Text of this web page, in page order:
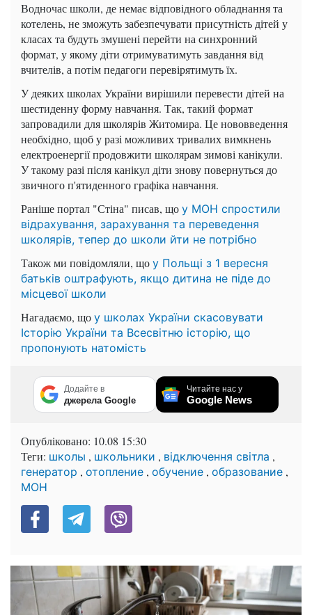
Водночас школи, де немає відповідного обладнання та
котелень, не зможуть забезпечувати присутність дітей у
класах та будуть змушені перейти на синхронний
формат, у якому діти отримуватимуть завдання від
вчителів, а потім педагоги перевірятимуть їх.
У деяких школах України вирішили перевести дітей на
шестиденну форму навчання. Так, такий формат
запровадили для школярів Житомира. Це нововведення
необхідно, щоб у разі можливих тривалих вимкнень
електроенергії продовжити школярам зимові канікули.
У такому разі після канікул діти знову повернуться до
звичного п'ятиденного графіка навчання.
Раніше портал "Стіна" писав, що у МОН спростили
відрахування, зарахування та переведення
школярів, тепер до школи йти не потрібно
Також ми повідомляли, що у Польщі з 1 вересня
батьків оштрафують, якщо дитина не піде до
місцевої школи
Нагадаємо, що у школах України скасовувати
Історію України та Всесвітню історію, що
пропонують натомість
Додайте в
джерела Google
Читайте нас у
Google News
Опубліковано: 10.08 15:30
Теги: школы , школьники , відключення світла ,
генератор , отопление , обучение , образование ,
МОН